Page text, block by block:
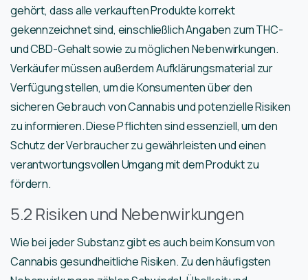
gehört, dass alle verkauften Produkte korrekt
gekennzeichnet sind, einschließlich Angaben zum THC-
und CBD-Gehalt sowie zu möglichen Nebenwirkungen.
Verkäufer müssen außerdem Aufklärungsmaterial zur
Verfügung stellen, um die Konsumenten über den
sicheren Gebrauch von Cannabis und potenzielle Risiken
zu informieren. Diese Pflichten sind essenziell, um den
Schutz der Verbraucher zu gewährleisten und einen
verantwortungsvollen Umgang mit dem Produkt zu
fördern.
5.2 Risiken und Nebenwirkungen
Wie bei jeder Substanz gibt es auch beim Konsum von
Cannabis gesundheitliche Risiken. Zu den häufigsten